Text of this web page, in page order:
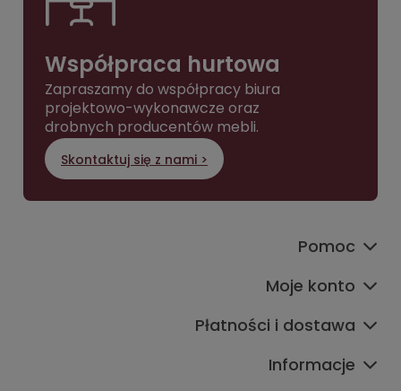
Współpraca hurtowa
Zapraszamy do współpracy biura
projektowo-wykonawcze oraz
drobnych producentów mebli.
Skontaktuj się z nami >
Pomoc
Moje konto
Płatności i dostawa
Informacje